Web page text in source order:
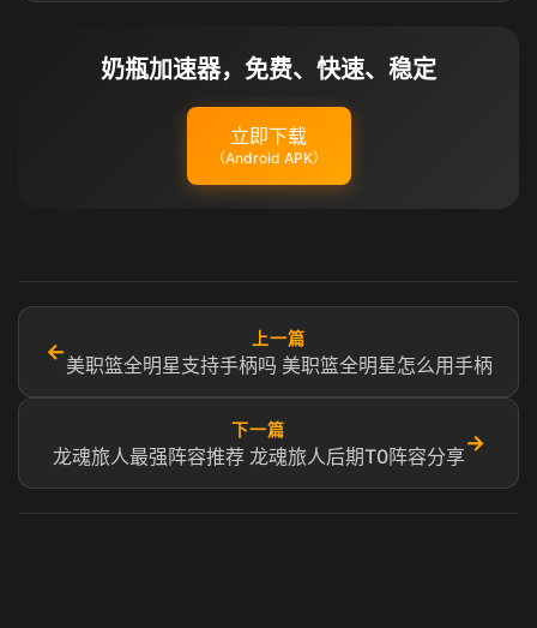
奶瓶加速器，免费、快速、稳定
立即下载
（Android APK）
←
上一篇
美职篮全明星支持手柄吗 美职篮全明星怎么用手柄
下一篇
龙魂旅人最强阵容推荐 龙魂旅人后期T0阵容分享
→